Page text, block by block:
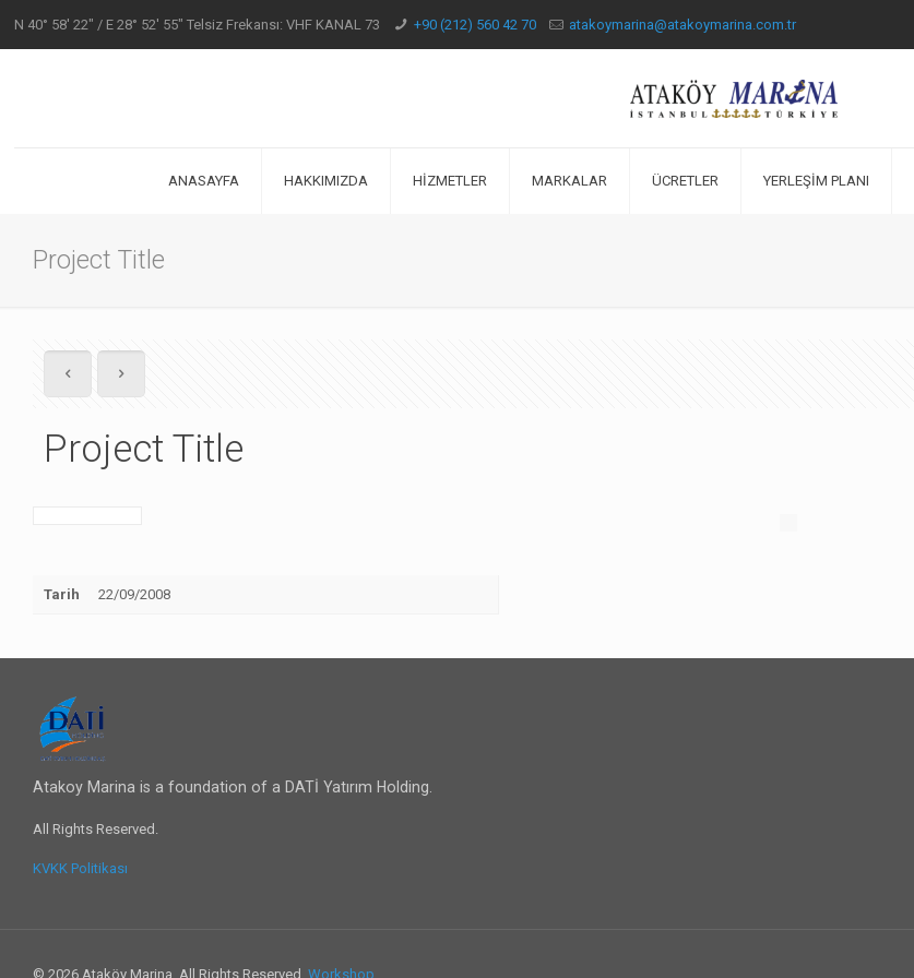
N 40° 58' 22" / E 28° 52' 55" Telsiz Frekansı: VHF KANAL 73 +90 (212) 560 42 70 atakoymarina@atakoymarina.com.tr
ANASAYFA HAKKIMIZDA HİZMETLER MARKALAR ÜCRETLER YERLEŞİM PLANI
Project Title
Project Title
Tarih 22/09/2008
Atakoy Marina is a foundation of a DATİ Yatırım Holding.
All Rights Reserved.
KVKK Politikası
© 2026 Ataköy Marina. All Rights Reserved. Workshop